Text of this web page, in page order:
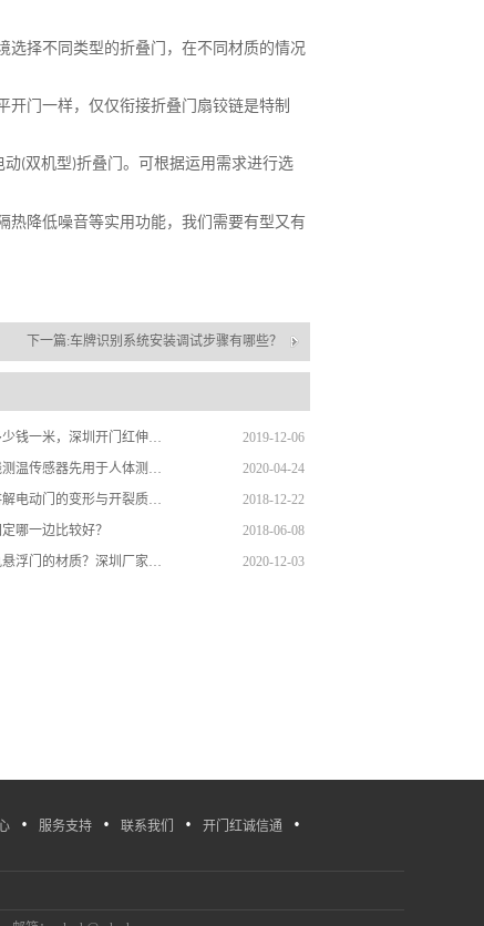
选择不同类型的折叠门，在不同材质的情况
门一样，仅仅衔接折叠门扇铰链是特制
动(双机型)折叠门。可根据运用需求进行选
热降低噪音等实用功能，我们需要有型又有
下一篇:车牌识别系统安装调试步骤有哪些？
电动伸缩门多少钱一米，深圳开门红伸缩门特色优势
2019-12-06
高精密红外线测温传感器先用于人体测温安检门上
2020-04-24
电动门厂家讲解电动门的变形与开裂质量问题
2018-12-22
哪一边比较好？
2018-06-08
如何辨别无轨悬浮门的材质？深圳厂家告诉你 2020-12-03
· 服务支持 · 联系我们 · 开门红诚信通 ·